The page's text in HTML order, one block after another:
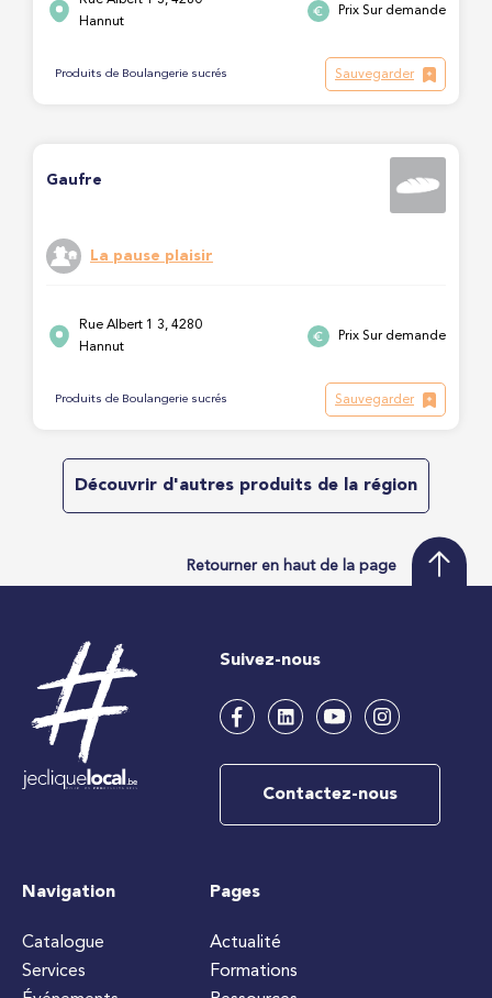
Hannut
Prix Sur demande
Produits de Boulangerie sucrés Sauvegarder
Gaufre
La pause plaisir
Rue Albert 1 3, 4280
Hannut
Prix Sur demande
Produits de Boulangerie sucrés Sauvegarder
Découvrir d'autres produits de la région
Retourner en haut de la page
Suivez-nous
Contactez-nous
Navigation
Catalogue
Services
Pages
Actualité
Formations